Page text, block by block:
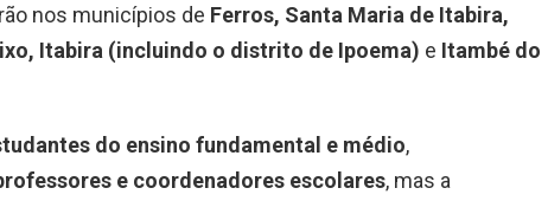
nos municípios de Ferros, Santa Maria de Itabira,
Itabira (incluindo o distrito de Ipoema) e Itambé do
do ensino fundamental e médio,
e coordenadores escolares, mas a